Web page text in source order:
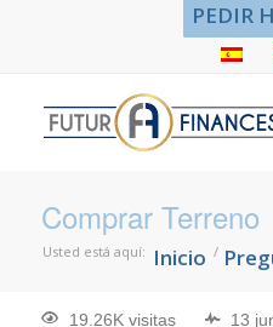
PEDIR
Comprar Terreno
Usted está aquí: Inicio /
19.26K visitas 13